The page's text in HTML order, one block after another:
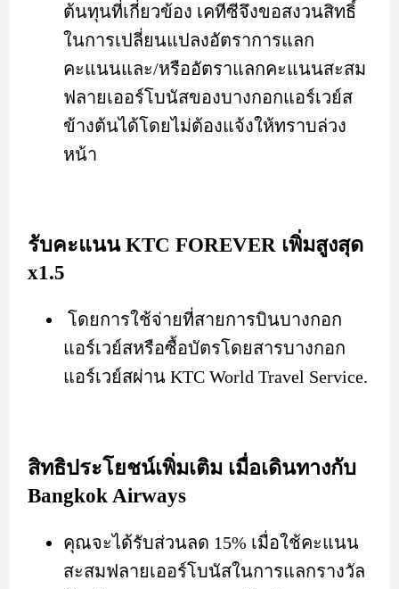
ต้นทุนที่เกี่ยวข้อง เคทีซีจึงขอสงวนสิทธิ์
ในการเปลี่ยนแปลงอัตราการแลก
คะแนนและ/หรืออัตราแลกคะแนนสะสม
ฟลายเออร์โบนัสของบางกอกแอร์เวย์ส
ข้างต้นได้โดยไม่ต้องแจ้งให้ทราบล่วง
หน้า
รับคะแนน KTC FOREVER เพิ่มสูงสุด
x1.5
โดยการใช้จ่ายที่สายการบินบางกอก
แอร์เวย์สหรือซื้อบัตรโดยสารบางกอก
แอร์เวย์สผ่าน KTC World Travel Service.
สิทธิประโยชน์เพิ่มเติม เมื่อเดินทางกับ
Bangkok Airways
คุณจะได้รับส่วนลด 15% เมื่อใช้คะแนน
สะสมฟลายเออร์โบนัสในการแลกรางวัล